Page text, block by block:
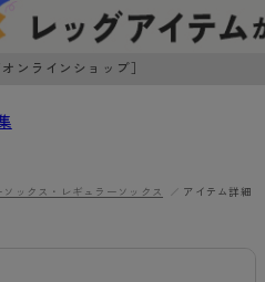
ンラインショップ］
KIDS
ソックス・レギュラーソックス アイテム詳細